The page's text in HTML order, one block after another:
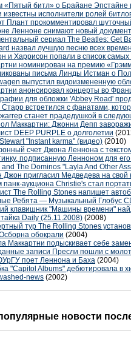
«Пятый битл» о Брайане Эпстайне
известны исполнители ролей
Плант прокомментировал
Ленноне снимают новый
сериал The Beatles: Get
назвал лучшую песню всех времен
и Харрисон попали в список
номинирован на премию
письма Линды Истман о
выпустил видоизмененную
анонсировал концерты во
для обложки 'Abbey Road'
Старр встретился с фанатами,
станет прадедушкой в
Маккартни: Джонни Депп
DEEP PURPLE о долголетии
"Instant karma" (видео) (2010)
счет Джона Леннона с
подписанную Ленноном для
and The Dominos "Layla And Other
Джон пригласил Медведева на свой
панк-аукциона Christie's стал
The Rolling Stones напишет
Ребята — Музыкальный Глобус
клавишник "Машины времени"
Daily (25.11.2008) (2008)
тур The Rolling Stones
обокрали (2004)
Маккартни подыскивает себе
записи Пресли пошли с
поет Леннона и Баха (2004)
"Capitol Albums" дебютировала в
news (2002)
новости